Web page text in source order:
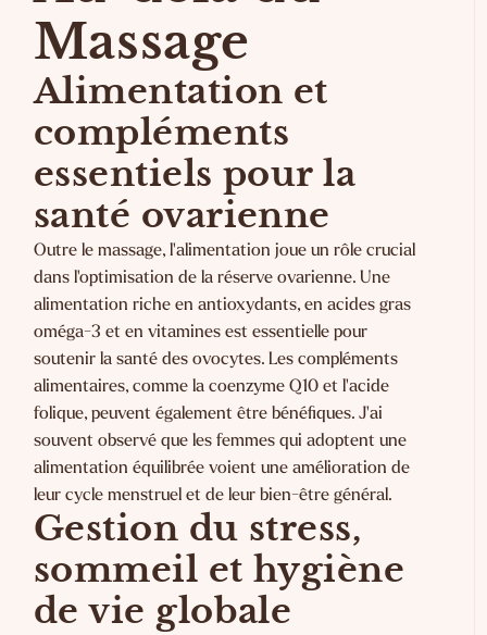
Massage
Alimentation et
compléments
essentiels pour la
santé ovarienne
Outre le massage, l'alimentation joue un rôle crucial
dans l'optimisation de la réserve ovarienne. Une
alimentation riche en antioxydants, en acides gras
oméga-3 et en vitamines est essentielle pour
soutenir la santé des ovocytes. Les compléments
alimentaires, comme la coenzyme Q10 et l'acide
folique, peuvent également être bénéfiques. J'ai
souvent observé que les femmes qui adoptent une
alimentation équilibrée voient une amélioration de
leur cycle menstruel et de leur bien-être général.
Gestion du stress,
sommeil et hygiène
de vie globale